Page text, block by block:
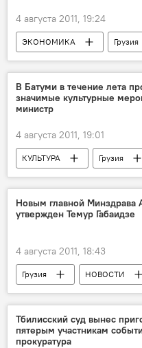
4 августа 2011, 19:24
ЭКОНОМИКА Грузия
В Батуми в течение лета
значимые культурные
министр
4 августа 2011, 19:01
КУЛЬТУРА Грузия
Анонсы
Новым главной Минздрава
утвержден Темур Габаидзе
4 августа 2011, 18:43
Грузия НОВОСТИ
Тбилисский суд вынес
пятерым участникам
прокуратура